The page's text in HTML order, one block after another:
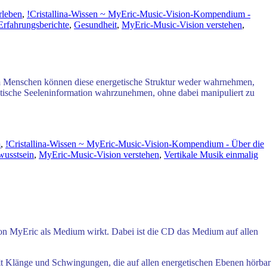
, !Cristallina-Wissen ~ MyEric-Music-Vision-Kompendium -
, Gesundheit, MyEric-Music-Vision verstehen,
können diese energetische Struktur weder wahrnehmen,
Seeleninformation wahrzunehmen, ohne dabei manipuliert zu
, !Cristallina-Wissen ~ MyEric-Music-Vision-Kompendium - Über die
, MyEric-Music-Vision verstehen, Vertikale Musik einmalig
MyEric als Medium wirkt. Dabei ist die CD das Medium auf allen
und Schwingungen, die auf allen energetischen Ebenen hörbar